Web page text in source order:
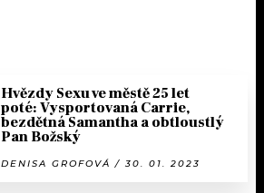
Hvězdy Sexu ve městě 25 let
poté: Vysportovaná Carrie,
bezdětná Samantha a obtloustlý
Pan Božský
DENISA GROFOVÁ / 30. 01. 2023